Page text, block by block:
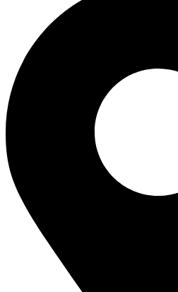
spokojnosť
Aby naša
stránka počas
vašej návštevy
fungovala čo
Marketing
Zdieľaním
svojich
záujmov a
správania
počas návštevy
našej stránky